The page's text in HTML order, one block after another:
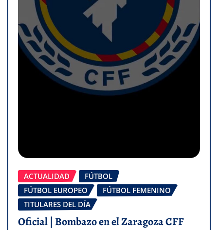
ACTUALIDAD
FÚTBOL
FÚTBOL EUROPEO
FÚTBOL FEMENINO
TITULARES DEL DÍA
Oficial | Bombazo en el Zaragoza CFF